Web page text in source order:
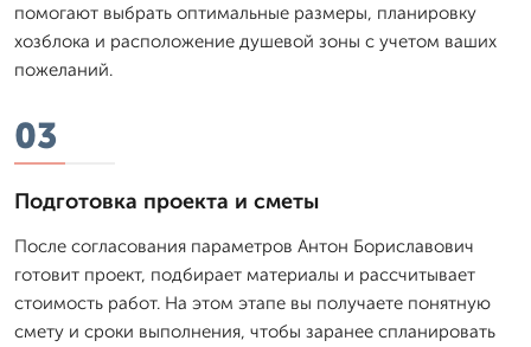
помогают выбрать оптимальные размеры, планировку
хозблока и расположение душевой зоны с учетом ваших
пожеланий.
03
Подготовка проекта и сметы
После согласования параметров Антон Бориславович
готовит проект, подбирает материалы и рассчитывает
стоимость работ. На этом этапе вы получаете понятную
смету и сроки выполнения, чтобы заранее спланировать